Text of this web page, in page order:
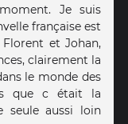
Je suis
française est
et Johan,
clairement la
le monde des
que c était la
seule aussi loin